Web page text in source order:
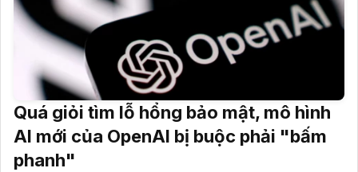
Quá giỏi tìm lỗ hổng bảo mật, mô hình
AI mới của OpenAI bị buộc phải "bấm
phanh"